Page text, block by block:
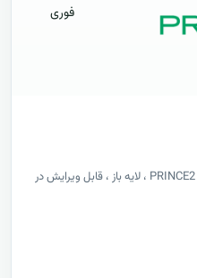
فوری
دانلود طرح پيشنهادي(پروپوزال) چارچوب PRINCE2 ، لایه باز ، قابل ویرایش در